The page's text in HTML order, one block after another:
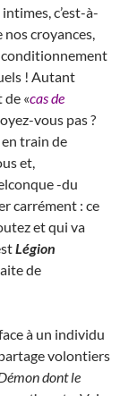
c’est-à-
croyances,
! Autant
«cas de
vous pas ?
en train de
et,
-du
carrément : ce
et qui va
Légion
de
à un individu
volontiers
dont le